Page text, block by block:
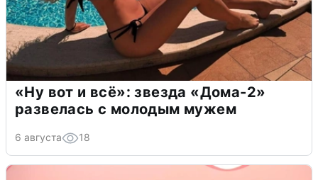
«Ну вот и всё»: звезда «Дома-2»
развелась с молодым мужем
6 августа 18